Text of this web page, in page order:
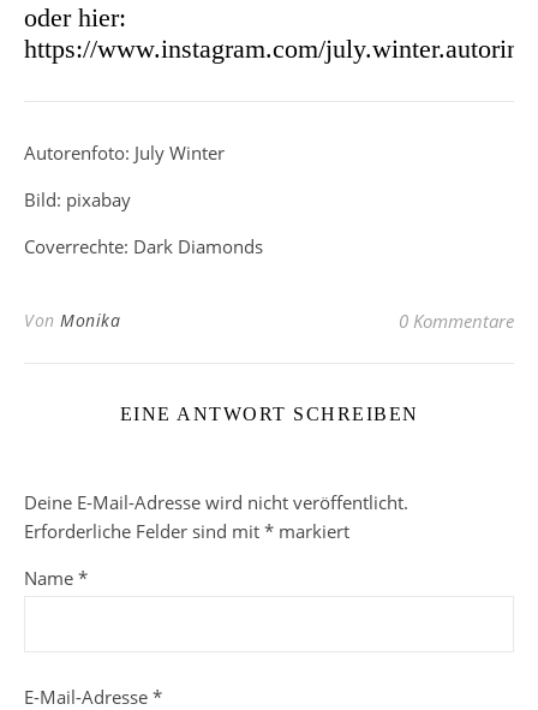
oder hier:
https://www.instagram.com/july.winter.autorin/
Autorenfoto: July Winter
Bild: pixabay
Coverrechte: Dark Diamonds
Von Monika 0 Kommentare
EINE ANTWORT SCHREIBEN
Deine E-Mail-Adresse wird nicht veröffentlicht.
Erforderliche Felder sind mit * markiert
Name *
E-Mail-Adresse *